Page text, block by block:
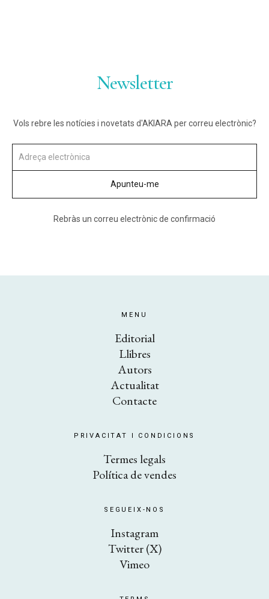
Newsletter
Vols rebre les notícies i novetats d'AKIARA per correu electrònic?
Rebràs un correu electrònic de confirmació
MENU
Editorial
Llibres
Autors
Actualitat
Contacte
PRIVACITAT I CONDICIONS
​Termes legals
Política de vendes
SEGUEIX-NOS
Instagram
Twitter (X)
Vimeo